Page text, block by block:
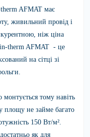
AFMAT має
живильний провід і
ніж ціна
therm AFMAT - це
на сітці зі
монтується тому навіть
площу не займе багато
150 Вт/м²
як для